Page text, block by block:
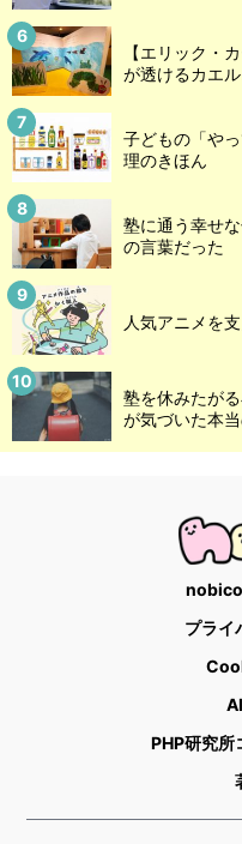
【エリック・
が透けるカエ
子どもの「や
理のきほん
塾に通う幸せ
の言葉だった
人気アニメを
塾を休みたが
が気づいた本
プライ
PHP研究所